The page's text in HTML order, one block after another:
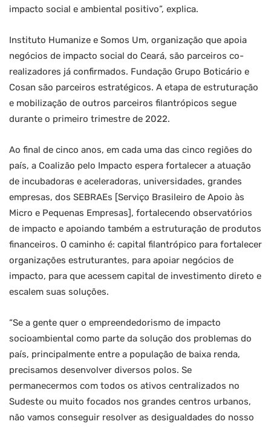
impacto social e ambiental positivo”, explica.
Instituto Humanize e Somos Um, organização que apoia
negócios de impacto social do Ceará, são parceiros co-
realizadores já confirmados. Fundação Grupo Boticário e
Cosan são parceiros estratégicos. A etapa de estruturação
e mobilização de outros parceiros filantrópicos segue
durante o primeiro trimestre de 2022.
Ao final de cinco anos, em cada uma das cinco regiões do
país, a Coalizão pelo Impacto espera fortalecer a atuação
de incubadoras e aceleradoras, universidades, grandes
empresas, dos SEBRAEs [Serviço Brasileiro de Apoio às
Micro e Pequenas Empresas], fortalecendo observatórios
de impacto e apoiando também a estruturação de produtos
financeiros. O caminho é: capital filantrópico para fortalecer
organizações estruturantes, para apoiar negócios de
impacto, para que acessem capital de investimento direto e
escalem suas soluções.
“Se a gente quer o empreendedorismo de impacto
socioambiental como parte da solução dos problemas do
país, principalmente entre a população de baixa renda,
precisamos desenvolver diversos polos. Se
permanecermos com todos os ativos centralizados no
Sudeste ou muito focados nos grandes centros urbanos,
não vamos conseguir resolver as desigualdades do nosso